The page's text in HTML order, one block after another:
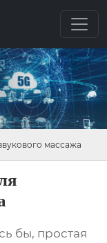
массажа
бы, простая